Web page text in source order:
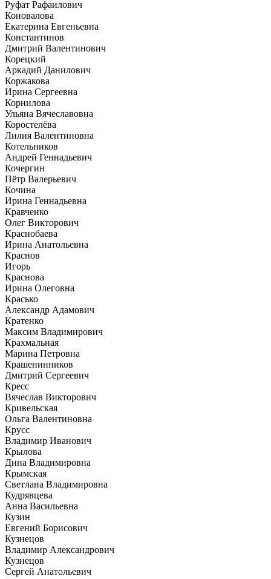
Руфат Рафаилович
Коновалова
Екатерина Евгеньевна
Константинов
Дмитрий Валентинович
Корецкий
Аркадий Данилович
Коржакова
Ирина Сергеевна
Корнилова
Ульяна Вячеславовна
Коростелёва
Лилия Валентиновна
Котельников
Андрей Геннадьевич
Кочергин
Пётр Валерьевич
Кочина
Ирина Геннадьевна
Кравченко
Олег Викторович
Краснобаева
Ирина Анатольевна
Краснов
Игорь
Краснова
Ирина Олеговна
Красько
Александр Адамович
Кратенко
Максим Владимирович
Крахмальная
Марина Петровна
Крашенинников
Дмитрий Сергеевич
Кресс
Вячеслав Викторович
Кривельская
Ольга Валентиновна
Крусс
Владимир Иванович
Крылова
Дина Владимировна
Крымская
Светлана Владимировна
Кудрявцева
Анна Васильевна
Кузин
Евгений Борисович
Кузнецов
Владимир Александрович
Кузнецов
Сергей Анатольевич